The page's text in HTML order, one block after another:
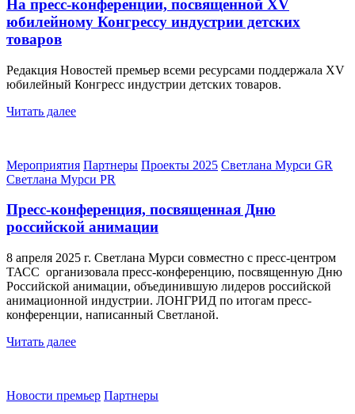
На пресс-конференции, посвященной XV
юбилейному Конгрессу индустрии детских
товаров
Редакция Новостей премьер всеми ресурсами поддержала XV
юбилейный Конгресс индустрии детских товаров.
Читать далее
Мероприятия Партнеры Проекты 2025 Светлана Мурси GR
Светлана Мурси PR
Пресс-конференция, посвященная Дню
российской анимации
8 апреля 2025 г. Светлана Мурси совместно с пресс-центром
ТАСС организовала пресс-конференцию, посвященную Дню
Российской анимации, объединившую лидеров российской
анимационной индустрии. ЛОНГРИД по итогам пресс-
конференции, написанный Светланой.
Читать далее
Новости премьер Партнеры